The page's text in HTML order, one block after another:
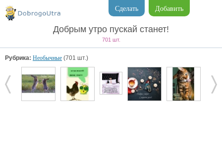
Добавить
Сделать
Добрым утро пускай станет!
701 шт.
Рубрика: Необычные (701 шт.)